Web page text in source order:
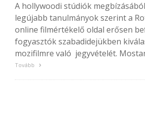
A hollywoodi stúdiók
legújabb tanulmányok szerint a
online filmértékelő oldal erősen
fogyasztók szabadidejükben
mozifilmre való jegyvételét.
Tovább